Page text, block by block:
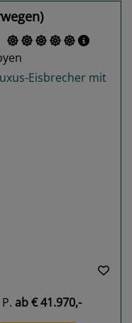
ab€ 41.970,-